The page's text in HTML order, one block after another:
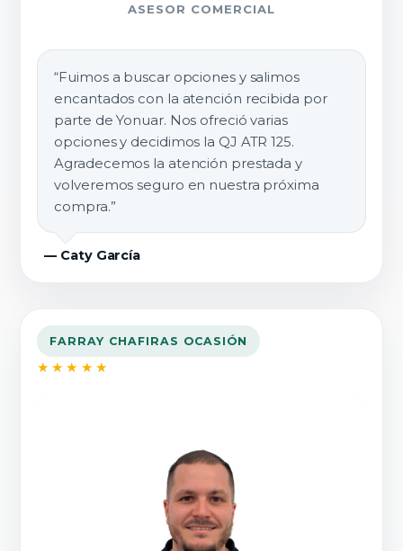
ASESOR COMERCIAL
“Fuimos a buscar opciones y salimos
encantados con la atención recibida por
parte de Yonuar. Nos ofreció varias
opciones y decidimos la QJ ATR 125.
Agradecemos la atención prestada y
volveremos seguro en nuestra próxima
compra.”
— Caty García
FARRAY CHAFIRAS OCASIÓN
★★★★★